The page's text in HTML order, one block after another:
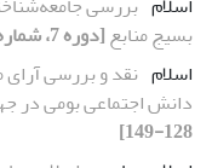
بسیج منابع[دوره 7، شماره 3، 1392، صفحه 75-99]
اسلام نقد و بررسی آرای
دانش اجتماعی بومی در
128-149]